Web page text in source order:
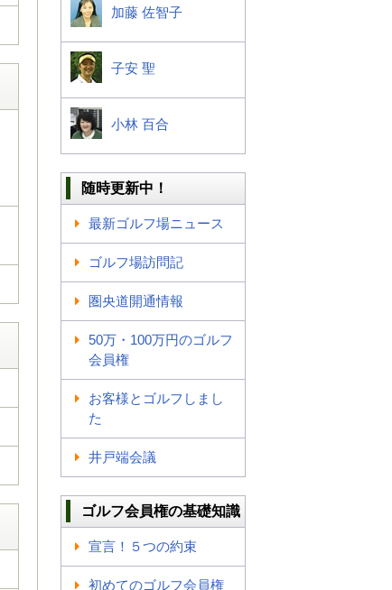
加藤 佐智子
子安 聖
小林 百合
随時更新中！
最新ゴルフ場ニュース
ゴルフ場訪問記
圏央道開通情報
50万・100万円のゴルフ
会員権
お客様とゴルフしまし
た
井戸端会議
ゴルフ会員権の基礎知識
宣言！５つの約束
初めてのゴルフ会員権